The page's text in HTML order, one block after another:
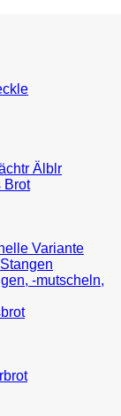
Älblr
Brot
Variante
-mutscheln,